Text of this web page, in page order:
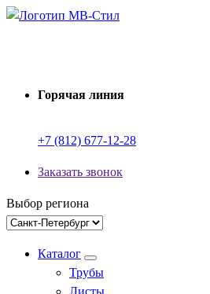
Перейти
Горячая линия
+7 (812) 677-12-28
Заказать звонок
Выбор региона
Каталог
Трубы
Листы